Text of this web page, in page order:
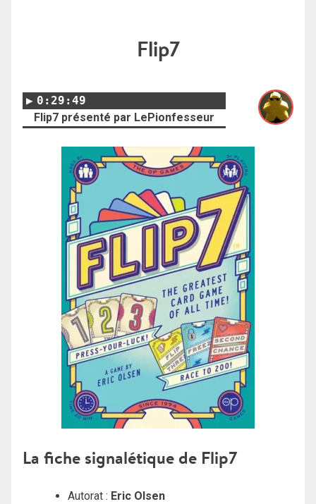
Flip7
0:29:49
Flip7 présenté par LePionfesseur
La fiche signalétique de Flip7
Autorat : Eric Olsen